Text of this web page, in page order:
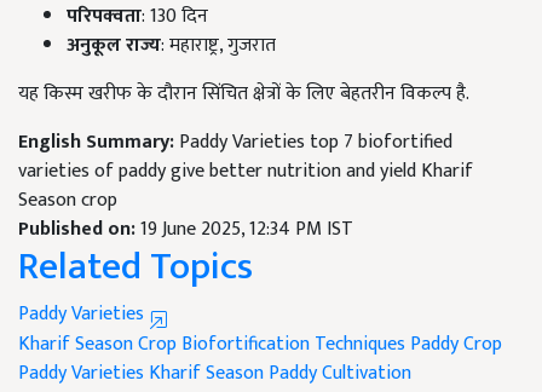
परिपक्वता: 130 दिन
अनुकूल राज्य: महाराष्ट्र, गुजरात
यह किस्म खरीफ के दौरान सिंचित क्षेत्रों के लिए बेहतरीन विकल्प है.
English Summary:Paddy Varieties top 7 biofortified
varieties of paddy give better nutrition and yield Kharif
Season crop
Published on:19 June 2025, 12:34 PM IST
Related Topics
Paddy Varieties
Kharif Season CropBiofortification Techniques Paddy Crop
Paddy Varieties Kharif SeasonPaddy Cultivation